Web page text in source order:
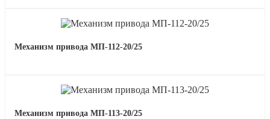
Механизм привода МП-112-20/25
Механизм привода МП-113-20/25